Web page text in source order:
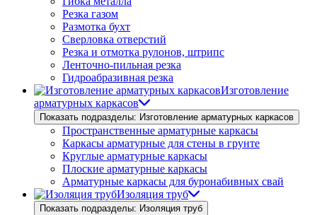
Резка газом
Размотка бухт
Сверловка отверстий
Резка и отмотка рулонов, штрипс
Ленточно-пильная резка
Гидроабразивная резка
Изготовление
арматурных каркасов
Показать подразделы: Изготовление арматурных каркасов
Пространственные арматурные каркасы
Каркасы арматурные для стены в грунте
Круглые арматурные каркасы
Плоские арматурные каркасы
Арматурные каркасы для буронабивных свай
Изоляция труб
Показать подразделы: Изоляция труб